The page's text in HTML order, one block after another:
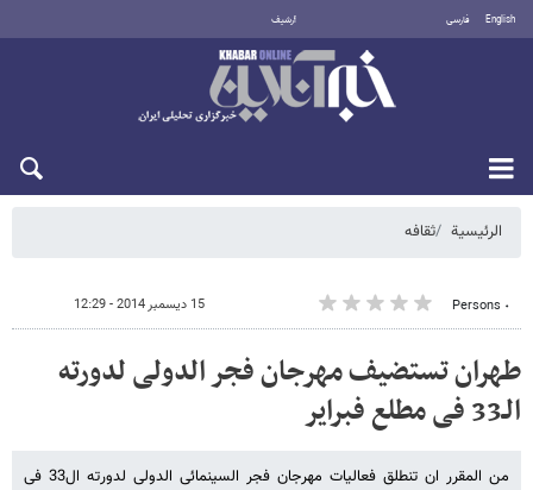
English فارسی أرشيف
الرئيسية ثقافه
٠ Persons 15 ديسمبر 2014 - 12:29
طهران تستضیف مهرجان فجر الدولی لدورته
الـ33 فی مطلع فبرایر
من المقرر ان تنطلق فعالیات مهرجان فجر السینمائی الدولی لدورته ال33 فی